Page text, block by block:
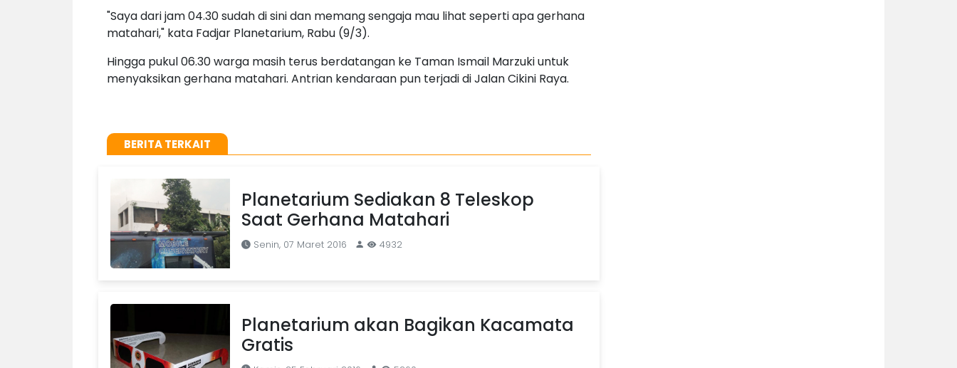
"Saya dari jam 04.30 sudah di sini dan memang sengaja mau lihat seperti apa gerhana
matahari," kata Fadjar Planetarium, Rabu (9/3).
Hingga pukul 06.30 warga masih terus berdatangan ke Taman Ismail Marzuki untuk
menyaksikan gerhana matahari. Antrian kendaraan pun terjadi di Jalan Cikini Raya.
BERITA TERKAIT
Planetarium Sediakan 8 Teleskop
Saat Gerhana Matahari
Senin, 07 Maret 2016 4932
Planetarium akan Bagikan Kacamata
Gratis